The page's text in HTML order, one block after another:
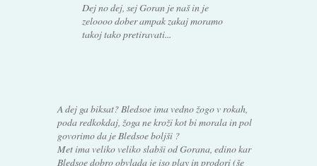
Dej no dej, sej Goran je naš in je
zeloooo dober ampak zakaj moramo
takoj tako pretiravati...
A dej ga biksat? Bledsoe ima vedno žogo v rokah,
poda redkokdaj, žoga ne kroži kot bi morala in pol
govorimo da je Bledsoe boljši ?
Met ima veliko veliko slabši od Gorana, edino kar
Bledsoe dobro obvlada je iso play in prodori (še